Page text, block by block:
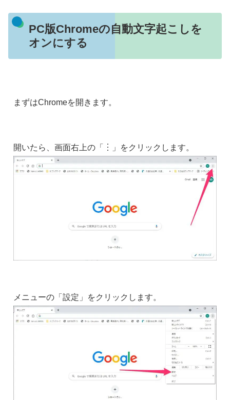
PC版Chromeの自動文字起こしを
オンにする
まずはChromeを開きます。
開いたら、画面右上の「︙」をクリックします。
メニューの「設定」をクリックします。